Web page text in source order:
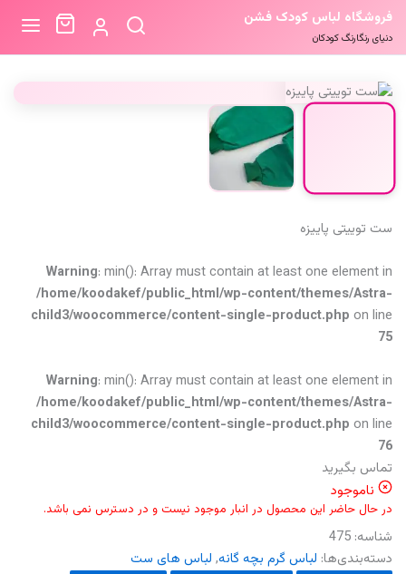
فروشگاه لباس کودک فشن
دنیای رنگارنگ کودکان
ست توییتی پاییزه
Warning: min(): Array must contain at least one element in
/home/koodakef/public_html/wp-content/themes/Astra-
child3/woocommerce/content-single-product.php on line
75
Warning: min(): Array must contain at least one element in
/home/koodakef/public_html/wp-content/themes/Astra-
child3/woocommerce/content-single-product.php on line
76
تماس بگیرید
ناموجود
در حال حاضر این محصول در انبار موجود نیست و در دسترس نمی باشد.
شناسه: 475
دسته‌بندی‌ها: لباس گرم بچه گانه, لباس های ست